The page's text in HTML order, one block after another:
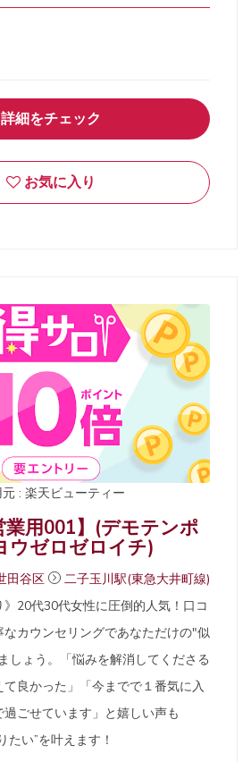
詳細をチェック
お気に入り
元 : 楽天ビューティー
業用001】(デモテンポ
ウゼロゼロイチ)
田谷区
二子玉川駅(東急大井町線)
》20代30代女性に圧倒的人気！口コ
なカウンセリングであなただけの"似
しょう。「悩みを解消してくださる
良かった」「今までで１番気に入
ごせています」と嬉しい声も
たい”を叶えます！